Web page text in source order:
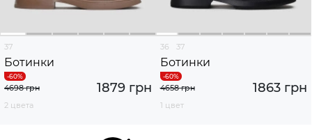
37
Ботинки
1879 грн
4698 грн
2 цвета
36 37
Ботинки
1863 грн
4658 грн
1 цвет